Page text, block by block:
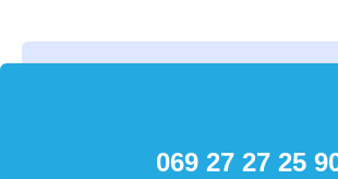
069 27 27 25